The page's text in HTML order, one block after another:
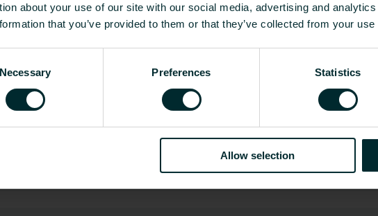
about your use of our site with our social media, advertising and
that you’ve provided to them or that they’ve collected from your
Necessary Preferences Statistics
Allow selection